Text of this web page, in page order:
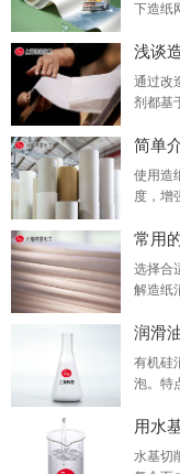
下造纸
效果，
浅谈
通过改
剂都基
溶解度
简单
使用造
度，增
常用
选择合
解造纸
润滑
有机硅
泡。特
用水
水基切